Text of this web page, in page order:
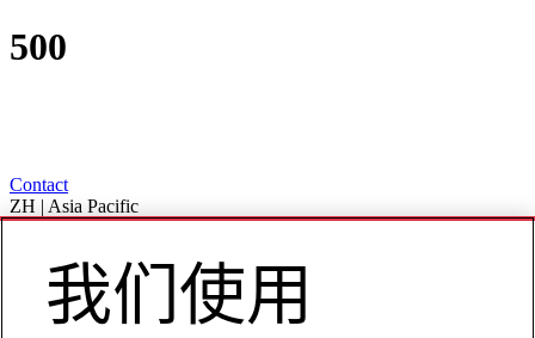
500
Contact
ZH | Asia Pacific
My Account
遇到了异常
我们使用